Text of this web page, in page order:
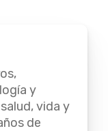
y
vida y
de